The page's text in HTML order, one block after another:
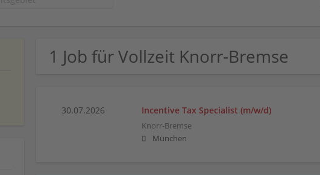
1 Job für Vollzeit Knorr-Bremse
30.07.2026 Incentive Tax Specialist (m/w/d)
Knorr-Bremse
München